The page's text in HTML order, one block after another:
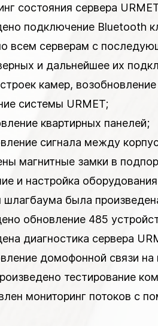
состояния сервера
подключение Bluetooth
всем серверам с
и дальнейшее их
камер,
системы URMET;
квартирных панелей;
сигнала между
магнитные замки в
и настройка
шлагбаума была
обновление 485
диагностика сервера
домофонной связи на
тестирование
мониторинг потоков с